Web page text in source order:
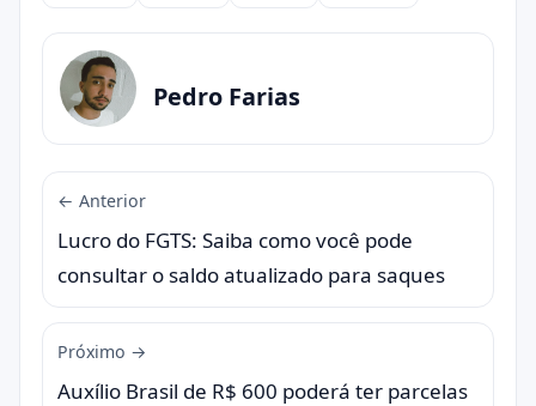
Pedro Farias
← Anterior
Lucro do FGTS: Saiba como você pode
consultar o saldo atualizado para saques
Próximo →
Auxílio Brasil de R$ 600 poderá ter parcelas